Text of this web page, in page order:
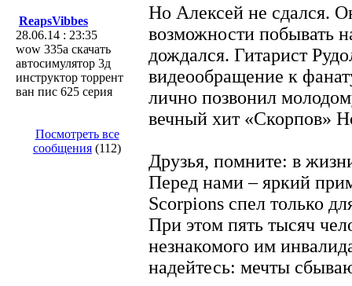
ReapsVibbes
28.06.14 : 23:35
wow 335а скачать
автосимулятор 3д
инструктор торрент
ван пис 625 серия
Посмотреть все
сообщения (112)
Но Алексей не сдался.
возможности побывать
дождался. Гитарист
видеообращение к
лично позвонил
вечный хит «Скорпов»
Друзья, помните: в
Перед нами – яркий
Scorpions спел только
При этом пять тысяч
незнакомого им
надейтесь: мечты